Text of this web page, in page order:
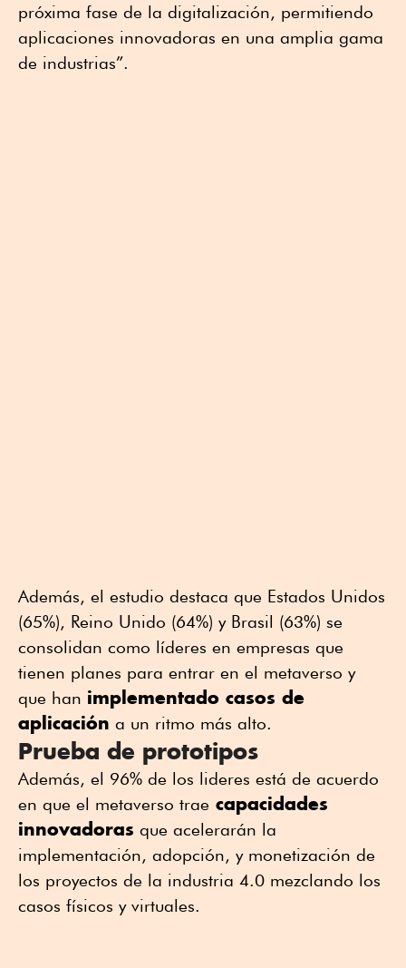
próxima fase de la digitalización, permitiendo
aplicaciones innovadoras en una amplia gama
de industrias”.
Además, el estudio destaca que Estados Unidos
(65%), Reino Unido (64%) y Brasil (63%) se
consolidan como líderes en empresas que
tienen planes para entrar en el metaverso y
que han implementado casos de
aplicación a un ritmo más alto.
Prueba de prototipos
Además, el 96% de los lideres está de acuerdo
en que el metaverso trae capacidades
innovadoras que acelerarán la
implementación, adopción, y monetización de
los proyectos de la industria 4.0 mezclando los
casos físicos y virtuales.